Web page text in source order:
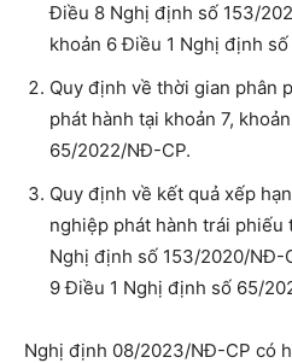
Điều 8 Nghị định số 153/
khoản 6 Điều 1 Nghị định
Quy định về thời gian phân
phát hành tại khoản 7,
65/2022/NĐ-CP.
Quy định về kết quả xếp
nghiệp phát hành trái phiếu
Nghị định số 153/2020/NĐ-
9 Điều 1 Nghị định số 65/
Nghị định 08/2023/NĐ-CP có